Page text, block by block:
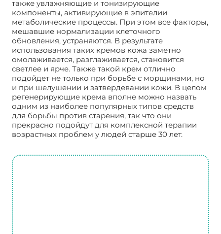
также увлажняющие и тонизирующие
компоненты, активирующие в эпителии
метаболические процессы. При этом все факторы,
мешавшие нормализации клеточного
обновления, устраняются. В результате
использования таких кремов кожа заметно
омолаживается, разглаживается, становится
светлее и ярче. Также такой крем отлично
подойдет не только при борьбе с морщинами, но
и при шелушении и затвердевании кожи. В целом
регенерирующие крема вполне можно назвать
одним из наиболее популярных типов средств
для борьбы против старения, так что они
прекрасно подойдут для комплексной терапии
возрастных проблем у людей старше 30 лет.